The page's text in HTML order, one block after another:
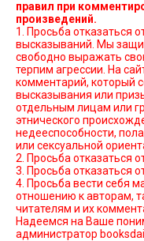
правил при
произведений.
1. Просьба отказаться
высказываний. Мы защищаем право наших читателей
свободно выражать
терпим агрессии. На
комментарий, который
высказывания или
отдельным лицам или
этнического
недееспособности,
или сексуальной
2. Просьба отказаться
3. Просьба отказаться
4. Просьба вести себя
отношению к авторам,
читателям и их
Надеемся на Ваше
администратор